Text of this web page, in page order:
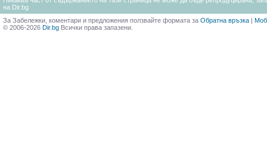
на Dir.bg
За Забележки, коментари и предложения ползвайте формата за Обратна връзка |
© 2006-2026 Dir.bg Всички права запазени.